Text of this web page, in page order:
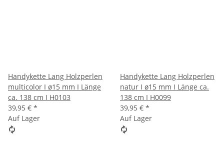
Handykette Lang Holzperlen
multicolor I ø15 mm I Länge
ca. 138 cm I H0103
39,95 € *
Handykette Lang Holzperlen
natur I ø15 mm I Länge ca.
138 cm I H0099
39,95 € *
Auf Lager
Auf Lager